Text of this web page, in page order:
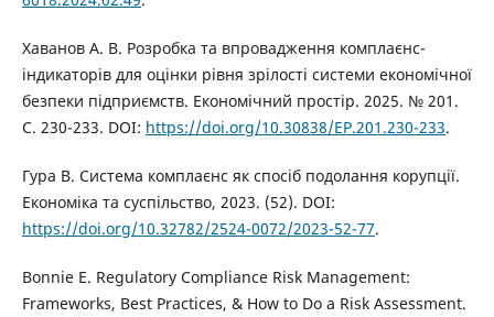
Хаванов А. В. Розробка та впровадження комплаєнс-
індикаторів для оцінки рівня зрілості системи економічної
безпеки підприємств. Економічний простір. 2025. № 201.
С. 230-233. DOI: https://doi.org/10.30838/EP.201.230-233.
Гура В. Система комплаєнс як спосіб подолання корупції.
Економіка та суспільство, 2023. (52). DOI:
https://doi.org/10.32782/2524-0072/2023-52-77.
Bonnie E. Regulatory Compliance Risk Management:
Frameworks, Best Practices, & How to Do a Risk Assessment.